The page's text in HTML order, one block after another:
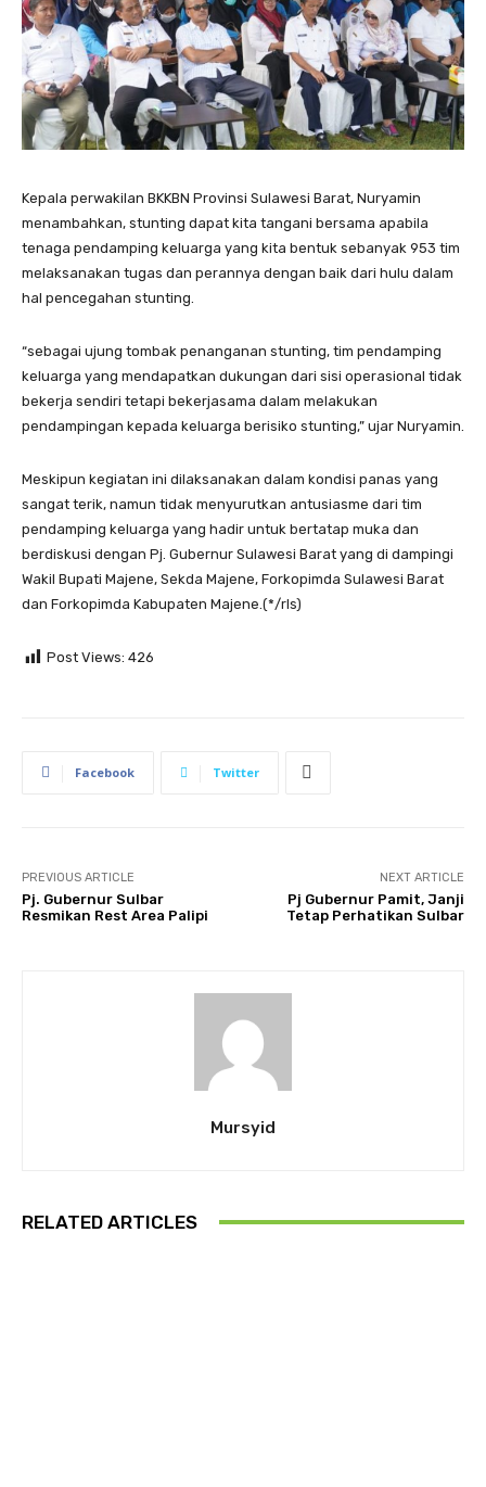
Kepala perwakilan BKKBN Provinsi Sulawesi Barat, Nuryamin
menambahkan, stunting dapat kita tangani bersama apabila
tenaga pendamping keluarga yang kita bentuk sebanyak 953 tim
melaksanakan tugas dan perannya dengan baik dari hulu dalam
hal pencegahan stunting.
“sebagai ujung tombak penanganan stunting, tim pendamping
keluarga yang mendapatkan dukungan dari sisi operasional tidak
bekerja sendiri tetapi bekerjasama dalam melakukan
pendampingan kepada keluarga berisiko stunting,” ujar Nuryamin.
Meskipun kegiatan ini dilaksanakan dalam kondisi panas yang
sangat terik, namun tidak menyurutkan antusiasme dari tim
pendamping keluarga yang hadir untuk bertatap muka dan
berdiskusi dengan Pj. Gubernur Sulawesi Barat yang di dampingi
Wakil Bupati Majene, Sekda Majene, Forkopimda Sulawesi Barat
dan Forkopimda Kabupaten Majene.(*/rls)
Post Views: 426
Facebook Twitter
PREVIOUS ARTICLE
Pj. Gubernur Sulbar
Resmikan Rest Area Palipi
NEXT ARTICLE
Pj Gubernur Pamit, Janji
Tetap Perhatikan Sulbar
Mursyid
RELATED ARTICLES